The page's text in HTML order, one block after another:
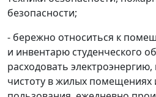
безопасности;
- бережно относиться к
и инвентарю студенческого
расходовать
чистоту в жилых помещениях